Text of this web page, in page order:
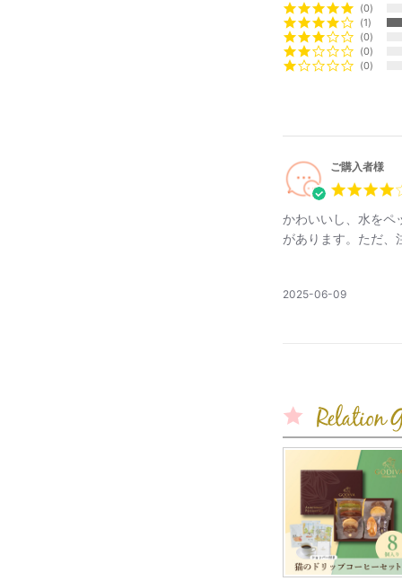
0
1
0
0
0
ご購入者様
かわいいし、水をペ
があります。ただ、
公
2025-06-09